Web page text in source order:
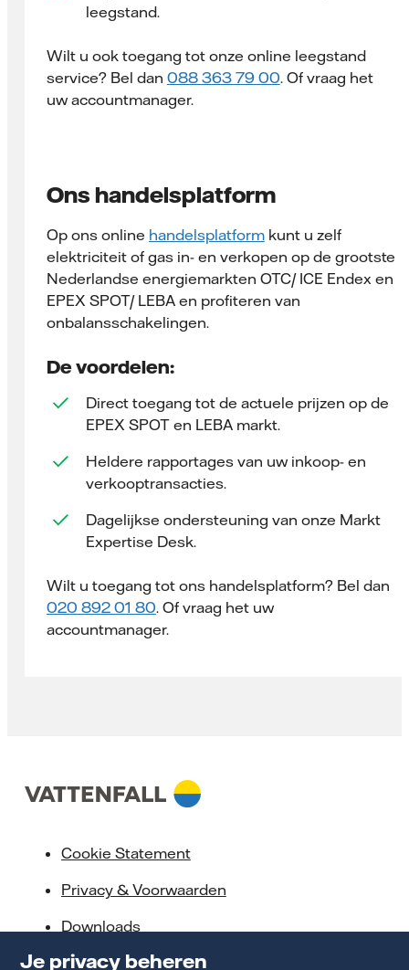
Je privacy beheren
leegstand.
Wilt u ook toegang tot onze online leegstand
service? Bel dan 088 363 79 00. Of vraag het
uw accountmanager.
Ons handelsplatform
Op ons online handelsplatformkunt u zelf
elektriciteit of gas in- en verkopen op de grootste
Nederlandse energiemarkten OTC/ ICE Endex en
EPEX SPOT/ LEBA en profiteren van
onbalansschakelingen.
De voordelen:
Direct toegang tot de actuele prijzen op de
EPEX SPOT en LEBA markt.
Heldere rapportages van uw inkoop- en
verkooptransacties.
Dagelijkse ondersteuning van onze Markt
Expertise Desk.
Wilt u toegang tot ons handelsplatform? Bel dan
020 892 01 80. Of vraag het uw
accountmanager.
Cookie Statement
Privacy & Voorwaarden
Downloads
Servicebeloften